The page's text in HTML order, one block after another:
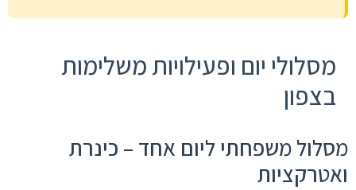
מסלולי יום ופעילויות משלימות
בצפון
מסלול משפחתי ליום אחד – כינרת
ואטרקציות